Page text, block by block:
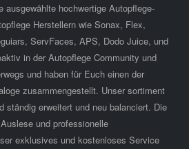
ausgewählte hochwertige Autopflege-
Herstellern wie Sonax, Flex,
ServFaces, APS, Dodo Juice, und
in der Autopflege Community und
und haben für Euch einen der
zusammengestellt. Unser sortiment
ständig erweitert und neu balanciert. Die
und professionelle
exklusives und kostenloses Service